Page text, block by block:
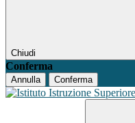
Chiudi
Conferma
Annulla Conferma